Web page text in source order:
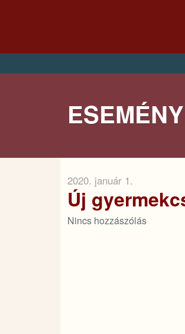
2020. január 1.
Új
Nincs hozzászólás